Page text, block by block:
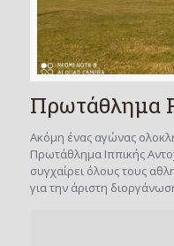
Πρωτάθλημα
Ακόμη ένας αγώνας
Πρωτάθλημα Ιππικής
συγχαίρει όλους τους
για την άριστη